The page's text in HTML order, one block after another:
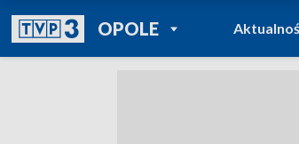
OPOLEPOWRÓT DO
TVP REGIONY